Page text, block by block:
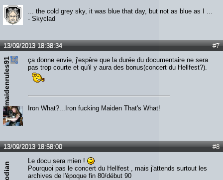
... the cold grey sky, it was blue that day, but not as blue as I ...
- Skyclad
#7
13/09/2013 18:38:34
maidenrules91
ça donne envie, j'espère que la durée du documentaire ne sera
pas trop courte et qu'il y aura des bonus(concert du Hellfest?).
Iron What?...Iron fucking Maiden That's What!
#8
13/09/2013 18:58:00
Le docu sera mien !
Pourquoi pas le concert du Hellfest , mais j'attends surtout les
archives de l'époque fin 80/début 90